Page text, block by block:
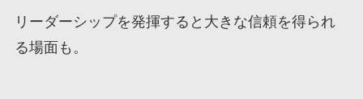
リーダーシップを発揮すると大きな信頼を得られ
る場面も。